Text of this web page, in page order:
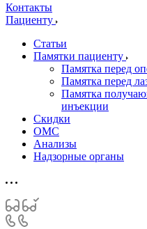
Контакты
Пациенту
Статьи
Памятки пациенту
Памятка перед
Памятка перед
Памятка
инъекции
Скидки
ОМС
Анализы
Надзорные органы